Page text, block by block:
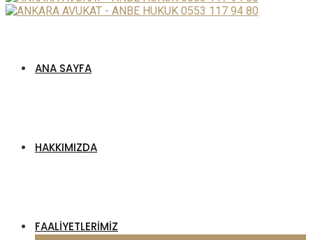
ANA SAYFA
HAKKIMIZDA
FAALIYETLERIMIZ